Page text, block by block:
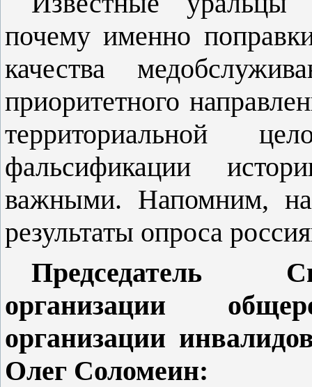
почему именно
качества
приоритетного
территориальной
фальсификации
важными. Напомним,
результаты опроса
Председатель
организации
организации
Олег Соломеин: